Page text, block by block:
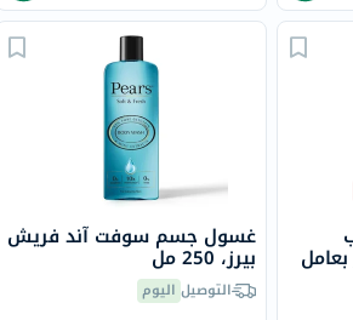
غسول جسم سوفت آند فريش
بيرز، 250 مل
التوصيل اليوم